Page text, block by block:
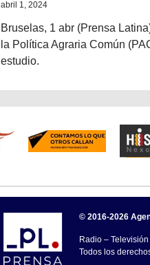
abril 1, 2024
Bruselas, 1 abr (Prensa
la Política Agraria Común
estudio.
© 2016-2026
Radio –
Todos los